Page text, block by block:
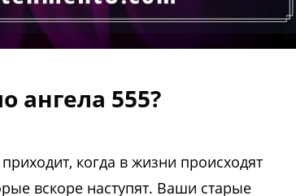
ангела 555?
когда в жизни происходят
вскоре наступят. Ваши старые